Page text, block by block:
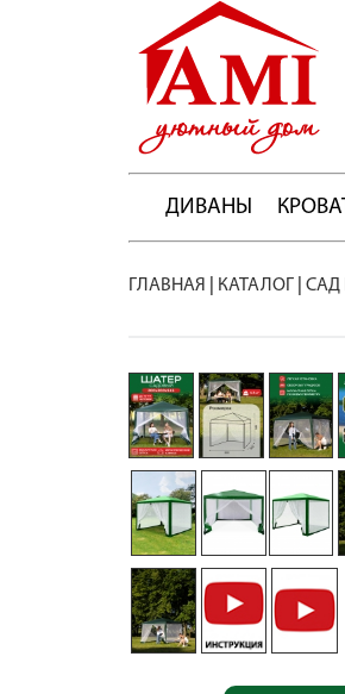
ДИВАНЫ
ГЛАВНАЯ КАТАЛОГ САД